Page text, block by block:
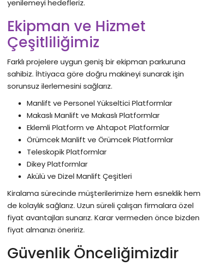
yenilemeyi hedefleriz.
Ekipman ve Hizmet
Çeşitliliğimiz
Farklı projelere uygun geniş bir ekipman parkuruna
sahibiz. İhtiyaca göre doğru makineyi sunarak işin
sorunsuz ilerlemesini sağlarız.
Manlift ve Personel Yükseltici Platformlar
Makaslı Manlift ve Makaslı Platformlar
Eklemli Platform ve Ahtapot Platformlar
Örümcek Manlift ve Örümcek Platformlar
Teleskopik Platformlar
Dikey Platformlar
Akülü ve Dizel Manlift Çeşitleri
Kiralama sürecinde müşterilerimize hem esneklik hem
de kolaylık sağlarız. Uzun süreli çalışan firmalara özel
fiyat avantajları sunarız. Karar vermeden önce bizden
fiyat almanızı öneririz.
Güvenlik Önceliğimizdir